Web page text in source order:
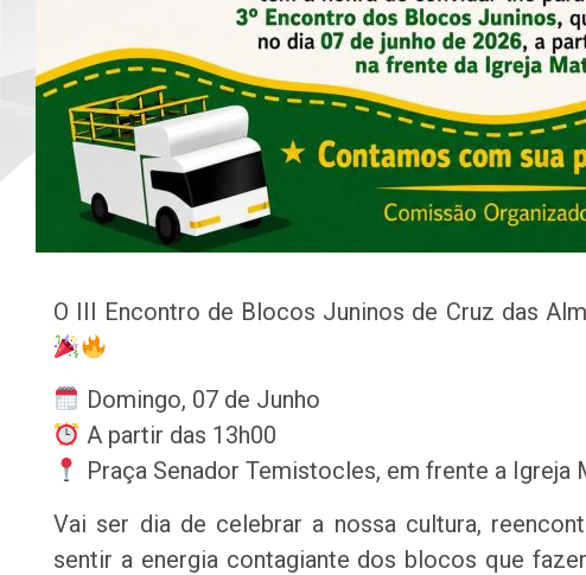
O III Encontro de Blocos Juninos de Cruz das
Domingo, 07 de Junho
A partir das 13h00
Praça Senador Temistocles, em frente a Igreja
Vai ser dia de celebrar a nossa cultura,
sentir a energia contagiante dos blocos que